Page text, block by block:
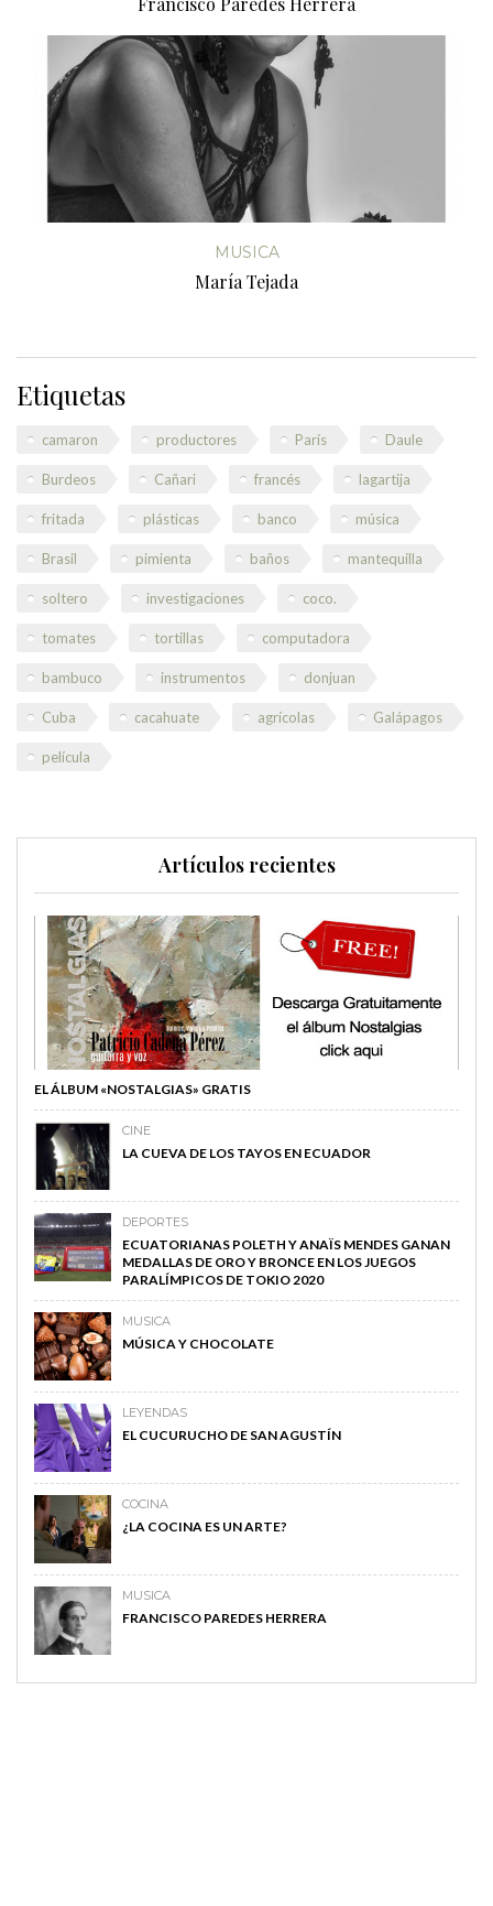
MUSICA
María Tejada
Etiquetas
camaron productores París Daule
Burdeos Cañari francés lagartija
fritada plásticas banco música
Brasil pimienta baños mantequilla
soltero investigaciones coco.
tomates tortillas computadora
bambuco instrumentos donjuan
Cuba cacahuate agrícolas Galápagos
película
Artículos recientes
EL ÁLBUM «NOSTALGIAS» GRATIS
CINE
LA CUEVA DE LOS TAYOS EN ECUADOR
DEPORTES
ECUATORIANAS POLETH Y ANAÏS MENDES GANAN
MEDALLAS DE ORO Y BRONCE EN LOS JUEGOS
PARALÍMPICOS DE TOKIO 2020
MUSICA
MÚSICA Y CHOCOLATE
LEYENDAS
EL CUCURUCHO DE SAN AGUSTÍN
COCINA
¿LA COCINA ES UN ARTE?
MUSICA
FRANCISCO PAREDES HERRERA